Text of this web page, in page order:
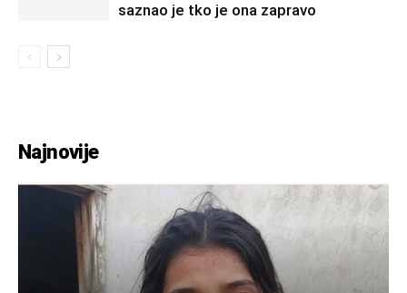
saznao je tko je ona zapravo
Najnovije